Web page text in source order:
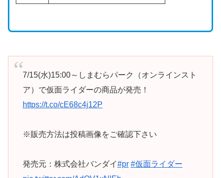
7/15(水)15:00～しまむらパーク（オンラインスト
ア）で仮面ライダーの商品が発売！
https://t.co/cE68c4j12P
※販売方法は投稿画像をご確認下さい
発売元：株式会社バンダイ#pr #仮面ライダー